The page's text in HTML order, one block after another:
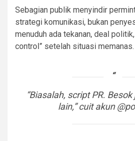
Sebagian publik menyindir
strategi komunikasi, bukan
menuduh ada tekanan, deal
control” setelah situasi memanas.
“Biasalah, script PR.
lain,” cuit akun